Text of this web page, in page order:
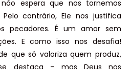
espera que nos tornemos
contrário, Ele nos justifica
pecadores. É um amor sem
E como isso nos desafia!
que só valoriza quem produz,